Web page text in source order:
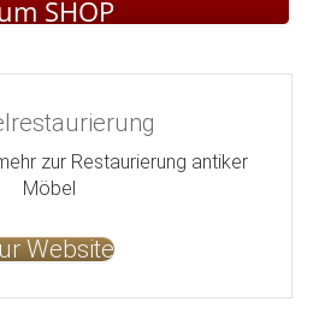
SHOP
zur Restaurierung antiker
Möbel
Website